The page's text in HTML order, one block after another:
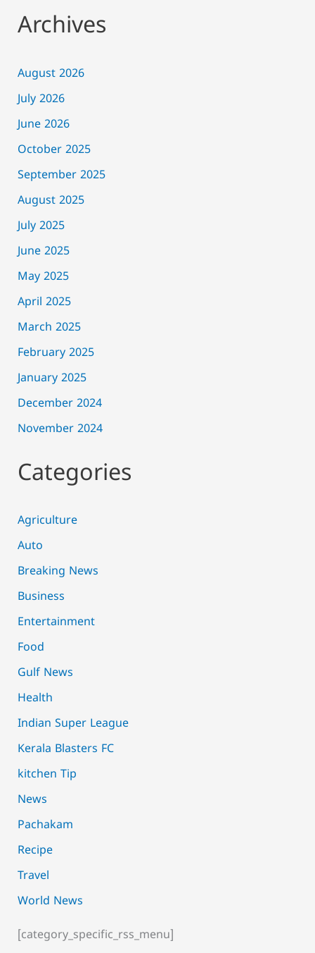
Archives
August 2026
July 2026
June 2026
October 2025
September 2025
August 2025
July 2025
June 2025
May 2025
April 2025
March 2025
February 2025
January 2025
December 2024
November 2024
Categories
Agriculture
Auto
Breaking News
Business
Entertainment
Food
Gulf News
Health
Indian Super League
Kerala Blasters FC
kitchen Tip
News
Pachakam
Recipe
Travel
World News
[category_specific_rss_menu]